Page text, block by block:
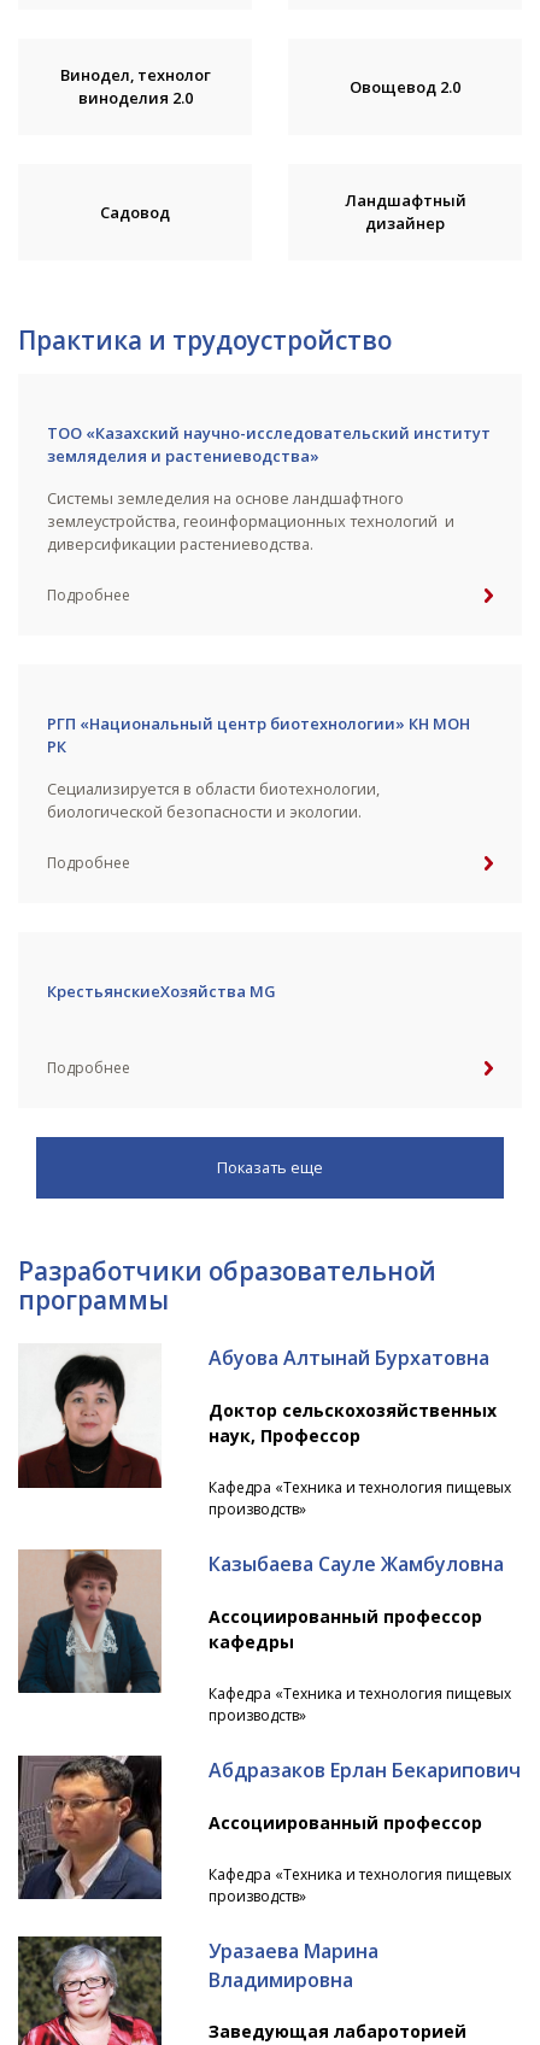
Винодел, технолог
виноделия 2.0
Овощевод 2.0
Садовод
Ландшафтный
дизайнер
Практика и трудоустройство
ТОО «Казахский научно-исследовательский институт
земляделия и растениеводства»
Системы земледелия на основе ландшафтного
землеустройства, геоинформационных технологий и
диверсификации растениеводства.
Подробнее
РГП «Национальный центр биотехнологии» КН МОН
РК
Сециализируется в области биотехнологии,
биологической безопасности и экологии.
Подробнее
КрестьянскиеХозяйства MG
Подробнее
Показать еще
Разработчики образовательной
программы
Абуова Алтынай Бурхатовна
Доктор сельскохозяйственных
наук, Профессор
Кафедра «Техника и технология пищевых
производств»
Казыбаева Сауле Жамбуловна
Ассоциированный профессор
кафедры
Кафедра «Техника и технология пищевых
производств»
Абдразаков Ерлан Бекарипович
Ассоциированный профессор
Кафедра «Техника и технология пищевых
производств»
Уразаева Марина
Владимировна
Заведующая лабароторией